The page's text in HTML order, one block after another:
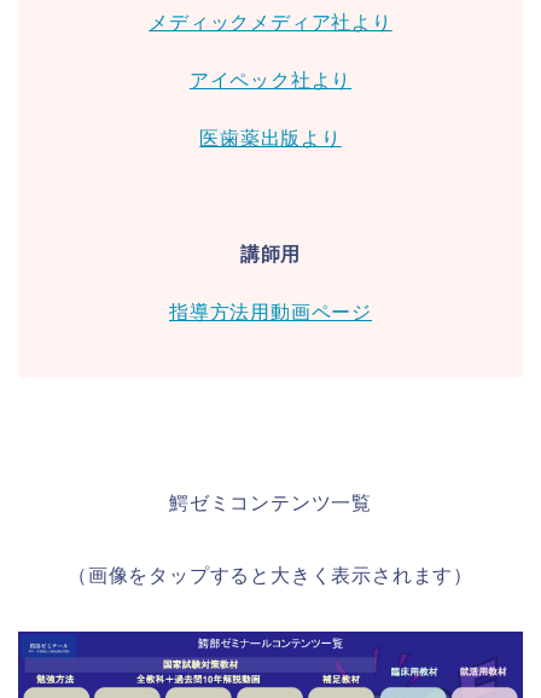
メディックメディア社より
アイペック社より
医歯薬出版より
講師用
指導方法用動画ページ
鰐ゼミコンテンツ一覧
（画像をタップすると大きく表示されます）